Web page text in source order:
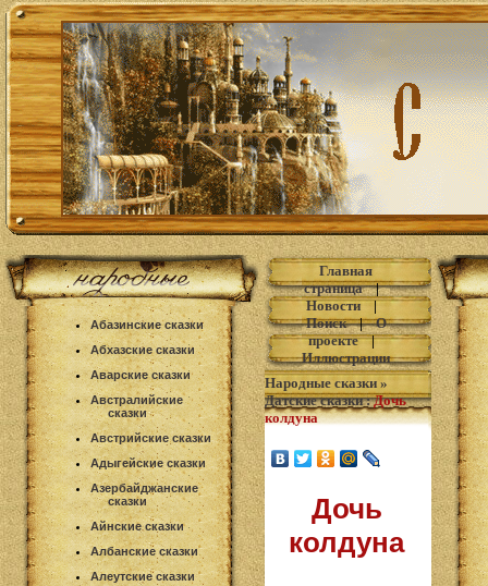
Абазинские сказки
Абхазские сказки
Аварские сказки
Австралийские
сказки
Австрийские сказки
Адыгейские сказки
Азербайджанские
сказки
Айнские сказки
Албанские сказки
Алеутские сказки
Главная
страница|
Новости|
Поиск|О
проекте|
Иллюстрации
Народные сказки »
Датские сказки: Дочь
колдуна
Дочь
колдуна